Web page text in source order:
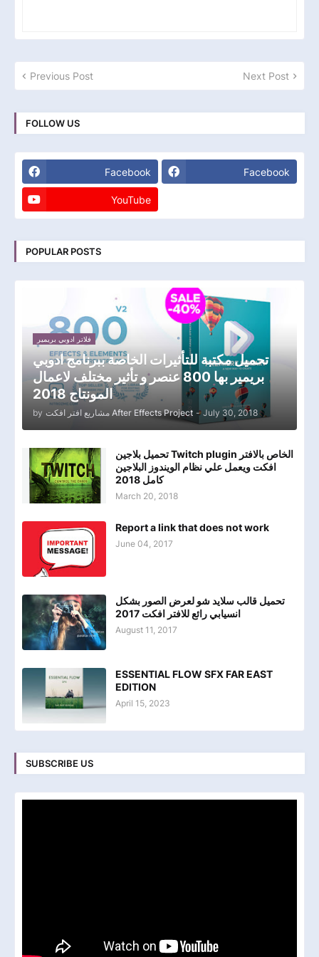
Previous Post Next Post
FOLLOW US
Facebook Facebook
YouTube
POPULAR POSTS
فلاتر ادوبي بريمير
تحميل مكتبة للتأثيرات الخاصة ببرنامج ادوبي
بريمير بها 800 عنصر و تأثير مختلف لاعمال
المونتاج 2018
by مشاريع افتر افكت After Effects Project - July 30, 2018
تحميل بلاجين Twitch plugin الخاص بالافتر
افكت ويعمل علي نظام الويندوز البلاجين
كامل 2018
March 20, 2018
Report a link that does not work
June 04, 2017
تحميل قالب سلايد شو لعرض الصور بشكل
انسيابي رائع للافتر افكت 2017
August 11, 2017
ESSENTIAL FLOW SFX FAR EAST
EDITION
April 15, 2023
SUBSCRIBE US